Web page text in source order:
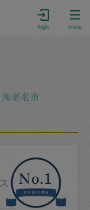
login menu
海老名市